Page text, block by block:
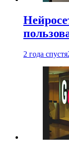
2 года спустя